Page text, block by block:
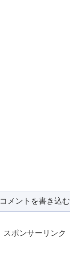
コメントを書き込む
スポンサーリンク